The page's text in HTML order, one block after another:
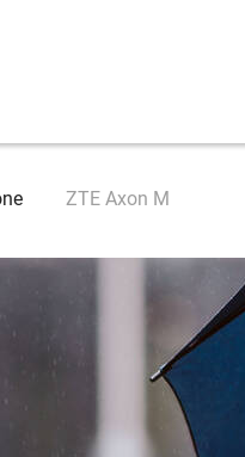
ZTE Axon M